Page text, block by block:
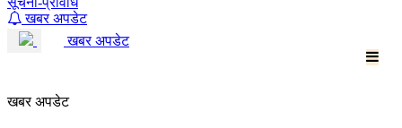
खबर अपडेट
खबर अपडेट
खबर अपडेट